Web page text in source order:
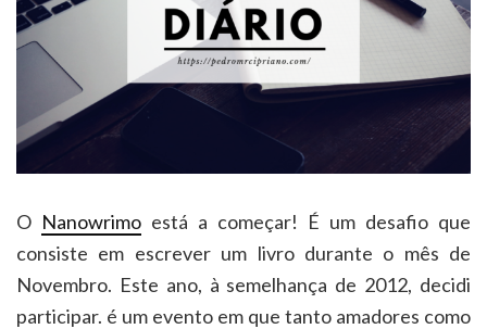
O Nanowrimo está a começar! É um desafio que
consiste em escrever um livro durante o mês de
Novembro. Este ano, à semelhança de 2012, decidi
participar. é um evento em que tanto amadores como